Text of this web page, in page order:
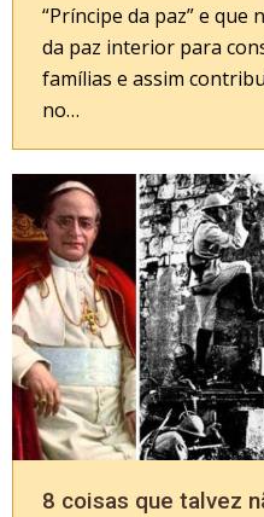
“Príncipe da paz” e que
da paz interior para
famílias e assim
no…
8 coisas que talvez